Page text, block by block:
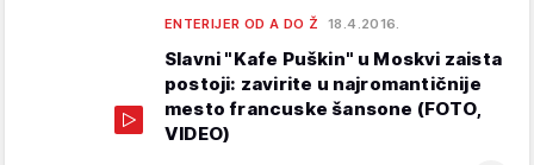
ENTERIJER OD A DO Ž 18.4.2016.
Slavni "Kafe Puškin" u Moskvi zaista
postoji: zavirite u najromantičnije
mesto francuske šansone (FOTO,
VIDEO)